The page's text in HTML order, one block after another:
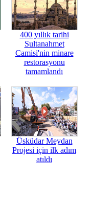
400 yıllık tarihi
Sultanahmet
Camisi'nin minare
restorasyonu
tamamlandı
Üsküdar Meydan
Projesi için ilk adım
atıldı